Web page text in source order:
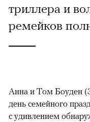
триллера и
ремейков
Анна и Том Боуден
день семейного
с удивлением